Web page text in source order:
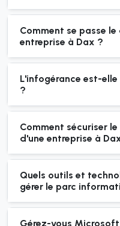
Comment se passe
entreprise à Dax ?
L'infogérance est-
?
Comment sécuriser
d'une entreprise à
Quels outils et
gérer le parc
Gérez-vous